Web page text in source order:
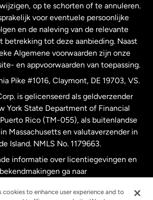
Koninkrijk
Staten English
Staten Español
op te schorten of te annuleren.
voor eventuele persoonlijke
en de naleving van de relevante
betrekking tot deze aanbieding. Naast
Algemene voorwaarden zijn onze
en appvoorwaarden van toepassing.
Pike #1016, Claymont, DE 19703, VS.
is gelicenseerd als geldverzender
York State Department of Financial
Rico (TM-055), als buitenlandse
Massachusetts en valutaverzender in
Island. NMLS No. 1179663.
informatie over licentiegevingen en
bekendmakingen ga naar
cookies to enhance user experience and to